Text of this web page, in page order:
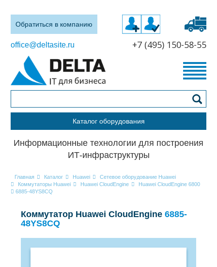
Обратиться в компанию
office@deltasite.ru +7 (495) 150-58-55
Каталог оборудования
Информационные технологии для построения
ИТ-инфраструктуры
Главная Каталог Huawei
Сетевое оборудование Huawei
Коммутаторы Huawei
Huawei CloudEngine
Huawei CloudEngine 6800
6885-48YS8CQ
Коммутатор Huawei CloudEngine 6885-
48YS8CQ